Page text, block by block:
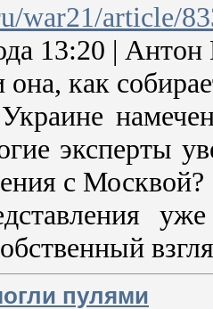
war21/article/
13:20 |
она, как
эксперты
с Москвой?
пулями